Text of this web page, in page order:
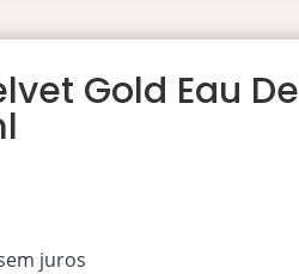
Gold Eau De
juros